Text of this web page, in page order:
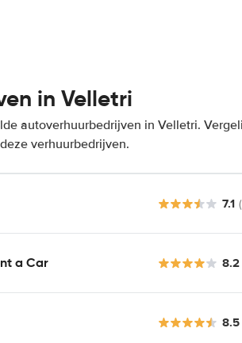
in Velletri
autoverhuurbedrijven in Velletri.
verhuurbedrijven.
7.1
a Car 8.2
8.5